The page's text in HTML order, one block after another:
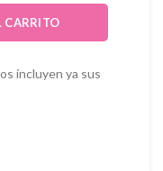
CARRITO
incluyen ya sus